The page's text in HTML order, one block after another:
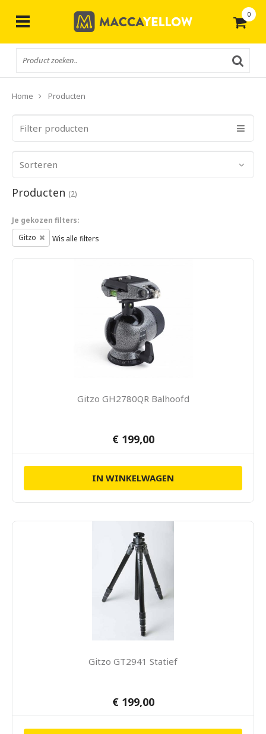
0
Home Producten
Filter producten
Sorteren
Producten (2)
Je gekozen filters:
Gitzo Wis alle filters
Gitzo GH2780QR Balhoofd
€ 199,00
IN WINKELWAGEN
Gitzo GT2941 Statief
€ 199,00